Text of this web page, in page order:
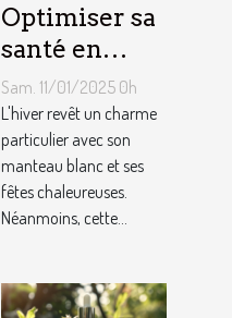
Optimiser sa
santé en
hiver :
stratégies
naturelles de
prévention
et
Sam. 11/01/2025 0h
L'hiver revêt un charme
particulier avec son
manteau blanc et ses
fêtes chaleureuses.
Néanmoins, cette...